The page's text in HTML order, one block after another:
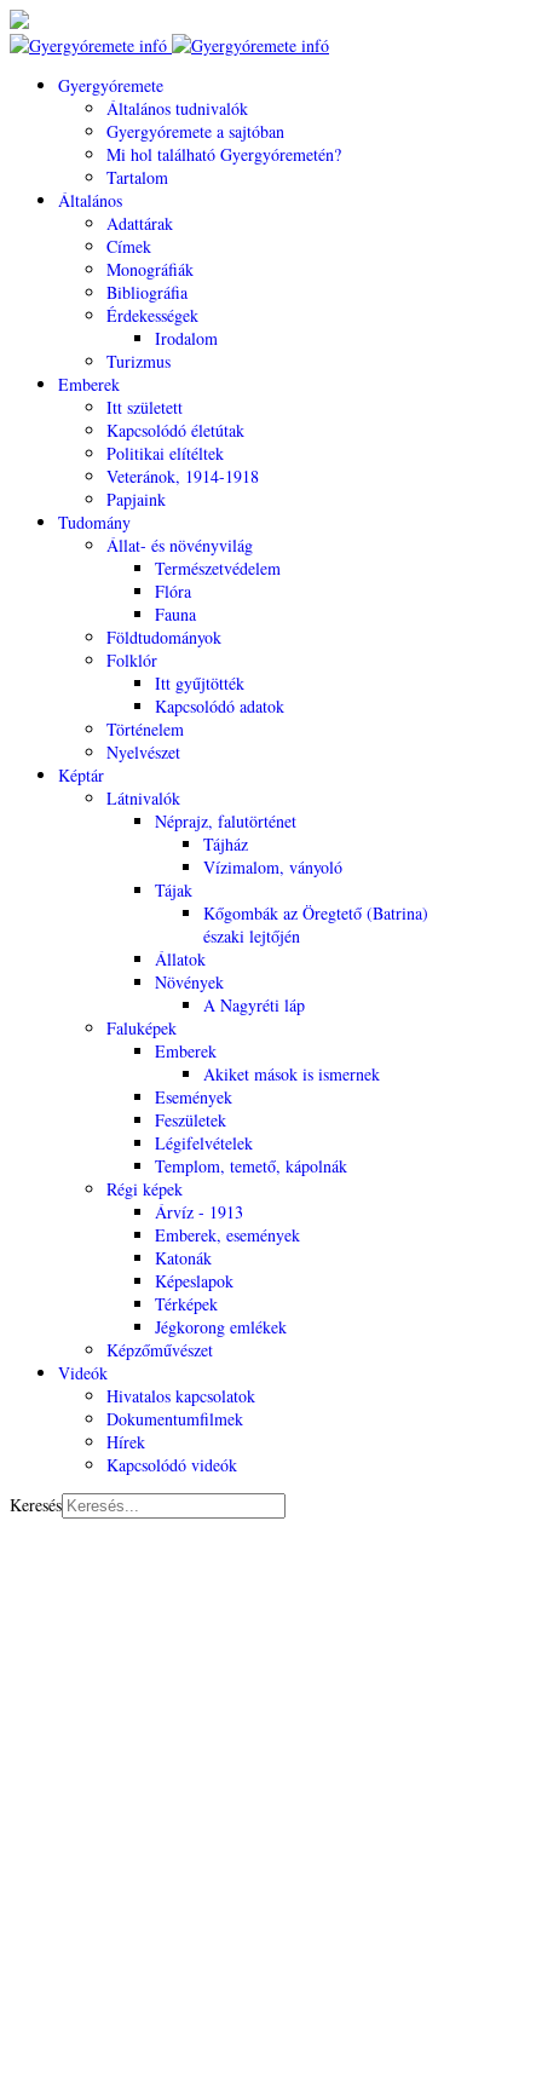
Gyergyóremete
Általános tudnivalók
Gyergyóremete a sajtóban
Mi hol található Gyergyóremetén?
Tartalom
Általános
Adattárak
Címek
Monográfiák
Bibliográfia
Érdekességek
Irodalom
Turizmus
Emberek
Itt született
Kapcsolódó életútak
Politikai elítéltek
Veteránok, 1914-1918
Papjaink
Tudomány
Állat- és növényvilág
Természetvédelem
Flóra
Fauna
Földtudományok
Folklór
Itt gyűjtötték
Kapcsolódó adatok
Történelem
Nyelvészet
Képtár
Látnivalók
Néprajz, falutörténet
Tájház
Vízimalom, ványoló
Tájak
Kőgombák az Öregtető (Batrina)
északi lejtőjén
Állatok
Növények
A Nagyréti láp
Faluképek
Emberek
Akiket mások is ismernek
Események
Feszületek
Légifelvételek
Templom, temető, kápolnák
Régi képek
Árvíz - 1913
Emberek, események
Katonák
Képeslapok
Térképek
Jégkorong emlékek
Képzőművészet
Videók
Hivatalos kapcsolatok
Dokumentumfilmek
Hírek
Kapcsolódó videók
Keresés